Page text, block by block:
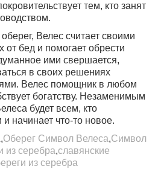
тем, кто занят
Велес считает своими
от бед и помогает обрести
ими свершается,
в своих решениях
Велес помощник в любом
богатству. Незаменимым
будет всем, кто
начинает что-то новое.
,Оберег Символ Велеса,Символ
из серебра,славянские
из серебра